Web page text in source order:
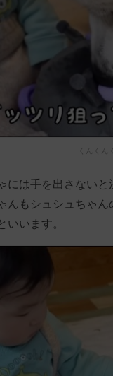
くんくん
には手を出さない
んもシュシュちゃ
いいます。